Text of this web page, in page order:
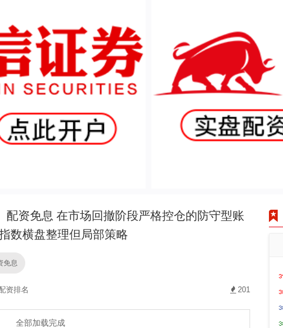
配资免息 在市场回撤阶段严格控仓的防守型账
数横盘整理但局部策略
免息
资排名 201
全部加载完成